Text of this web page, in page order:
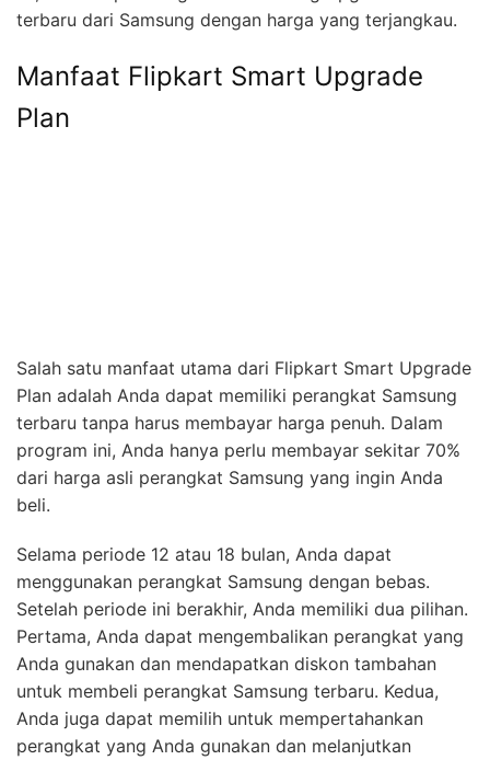
terbaru dari Samsung dengan harga yang terjangkau.
Manfaat Flipkart Smart Upgrade
Plan
Salah satu manfaat utama dari Flipkart Smart Upgrade
Plan adalah Anda dapat memiliki perangkat Samsung
terbaru tanpa harus membayar harga penuh. Dalam
program ini, Anda hanya perlu membayar sekitar 70%
dari harga asli perangkat Samsung yang ingin Anda
beli.
Selama periode 12 atau 18 bulan, Anda dapat
menggunakan perangkat Samsung dengan bebas.
Setelah periode ini berakhir, Anda memiliki dua pilihan.
Pertama, Anda dapat mengembalikan perangkat yang
Anda gunakan dan mendapatkan diskon tambahan
untuk membeli perangkat Samsung terbaru. Kedua,
Anda juga dapat memilih untuk mempertahankan
perangkat yang Anda gunakan dan melanjutkan